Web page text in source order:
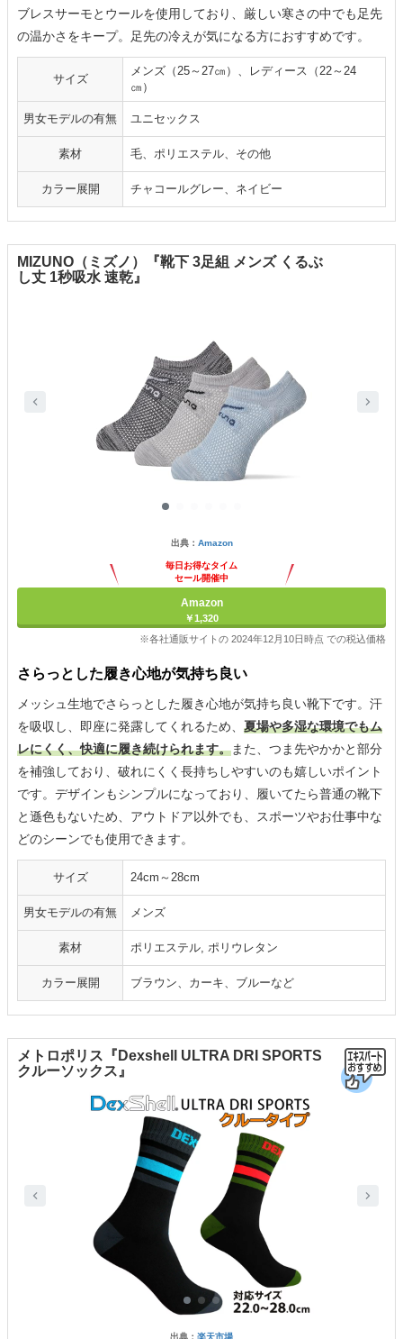
ブレスサーモとウールを使用しており、厳しい寒さの中でも足先
の温かさをキープ。足先の冷えが気になる方におすすめです。
サイズ
メンズ（25～27㎝）、レディース（22～24
㎝）
男女モデルの有無 ユニセックス
素材 毛、ポリエステル、その他
カラー展開 チャコールグレー、ネイビー
MIZUNO（ミズノ）『靴下 3足組 メンズ くるぶ
し丈 1秒吸水 速乾』
出典： Amazon
毎日お得なタイム
セール開催中
Amazon
￥1,320
※各社通販サイトの 2024年12月10日時点 での税込価格
さらっとした履き心地が気持ち良い
メッシュ生地でさらっとした履き心地が気持ち良い靴下です。汗
を吸収し、即座に発露してくれるため、 夏場や多湿な環境でもム
レにくく、快適に履き続けられます。また、つま先やかかと部分
を補強しており、破れにくく長持ちしやすいのも嬉しいポイント
です。デザインもシンプルになっており、履いてたら普通の靴下
と遜色もないため、アウトドア以外でも、スポーツやお仕事中な
どのシーンでも使用できます。
サイズ 24cm～28cm
男女モデルの有無 メンズ
素材 ポリエステル, ポリウレタン
カラー展開 ブラウン、カーキ、ブルーなど
メトロポリス『Dexshell ULTRA DRI SPORTS
クルーソックス』